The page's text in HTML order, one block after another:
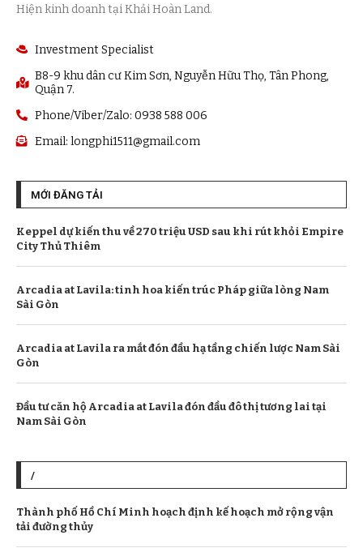
Hiện kinh doanh tại Khải Hoàn Land.
Investment Specialist
B8-9 khu dân cư Kim Sơn, Nguyễn Hữu Thọ, Tân Phong,
Quận 7.
Phone/Viber/Zalo: 0938 588 006
Email: longphi1511@gmail.com
MỚI ĐĂNG TẢI
Keppel dự kiến thu về 270 triệu USD sau khi rút khỏi Empire
City Thủ Thiêm
Arcadia at Lavila: tinh hoa kiến trúc Pháp giữa lòng Nam
Sài Gòn
Arcadia at Lavila ra mắt đón đầu hạ tầng chiến lược Nam Sài
Gòn
Đầu tư căn hộ Arcadia at Lavila đón đầu đô thị tương lai tại
Nam Sài Gòn
/
Thành phố Hồ Chí Minh hoạch định kế hoạch mở rộng vận
tải đường thủy